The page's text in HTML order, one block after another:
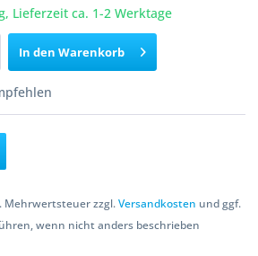
Lieferzeit ca. 1-2 Werktage
In den Warenkorb
Mehrwertsteuer zzgl.Versandkosten und ggf.
wenn nicht anders beschrieben